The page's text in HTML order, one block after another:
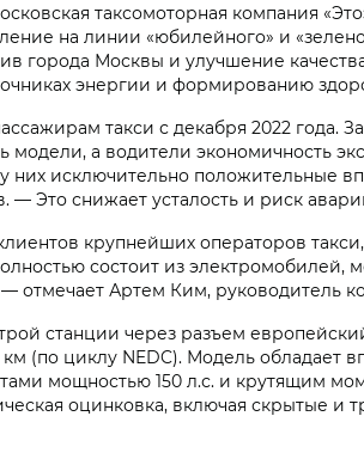
таксомоторная компания
на линии «юбилейного» и
города Москвы и улучшение
энергии и формированию
такси с декабря 2022 года.
а водители экономичность
них исключительно положительные
— Это снижает усталость и риск
крупнейших операторов
состоит из электромобилей,
Артем Ким, руководитель
станции через разъем
км (по циклу NEDC). Модель
мощностью 150 л.с. и крутящим
оцинковка, включая скрытые и